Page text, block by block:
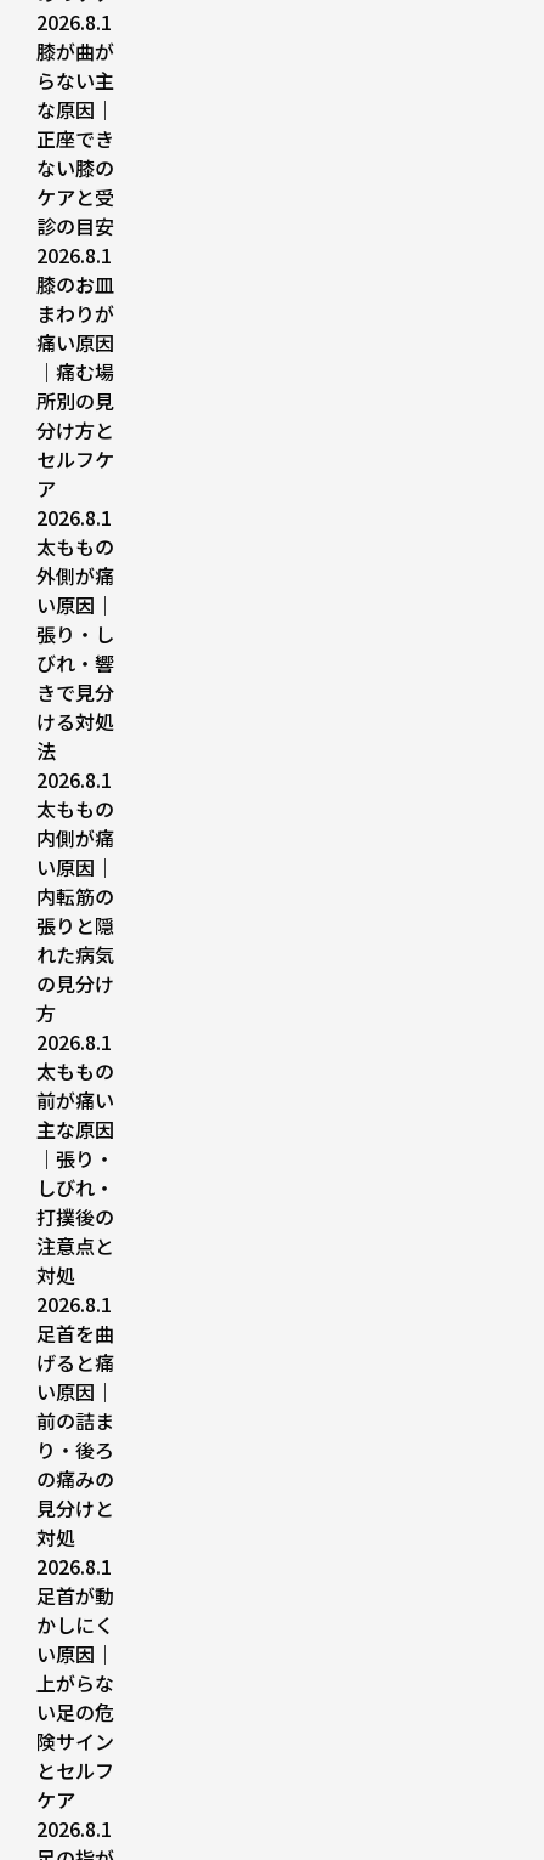
2026.8.1
膝が曲が
らない主
な原因｜
正座でき
ない膝の
ケアと受
診の目安
2026.8.1
膝のお皿
まわりが
痛い原因
｜痛む場
所別の見
分け方と
セルフケ
ア
2026.8.1
太ももの
外側が痛
い原因｜
張り・し
びれ・響
きで見分
ける対処
法
2026.8.1
太ももの
内側が痛
い原因｜
内転筋の
張りと隠
れた病気
の見分け
方
2026.8.1
太ももの
前が痛い
主な原因
｜張り・
しびれ・
打撲後の
注意点と
対処
2026.8.1
足首を曲
げると痛
い原因｜
前の詰ま
り・後ろ
の痛みの
見分けと
対処
2026.8.1
足首が動
かしにく
い原因｜
上がらな
い足の危
険サイン
とセルフ
ケア
2026.8.1